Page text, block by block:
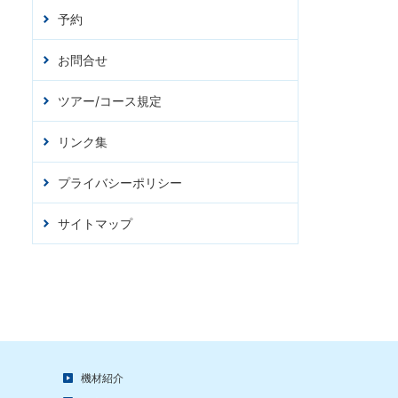
予約
お問合せ
ツアー/コース規定
リンク集
プライバシーポリシー
サイトマップ
機材紹介